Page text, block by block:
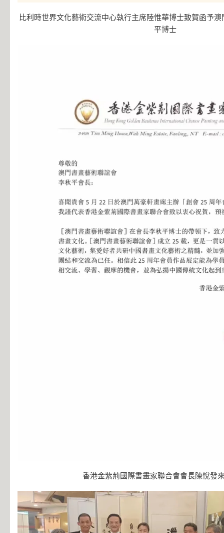
比利時世界文化藝術交流中心執行主席陸惟華博士致賀函予
平博士
香港金紫荊國際書畫家聯合會會長陳悅發